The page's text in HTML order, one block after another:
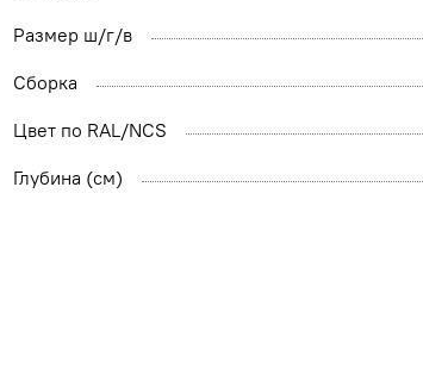
Размер ш/г/в
Сборка
Цвет по RAL/NCS
Глубина (см)